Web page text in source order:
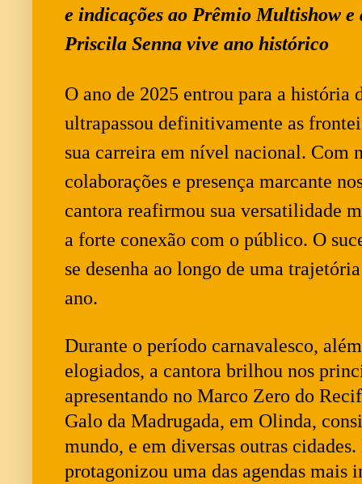
e indicações ao Prêmio Multishow
Priscila Senna vive ano histórico
O ano de 2025 entrou para a história
ultrapassou definitivamente as
sua carreira em nível nacional. Com
colaborações e presença marcante
cantora reafirmou sua versatilidade
a forte conexão com o público. O
se desenha ao longo de uma
ano.
Durante o período carnavalesco,
elogiados, a cantora brilhou nos
apresentando no Marco Zero do
Galo da Madrugada, em Olinda,
mundo, e em diversas outras
protagonizou uma das agendas mais